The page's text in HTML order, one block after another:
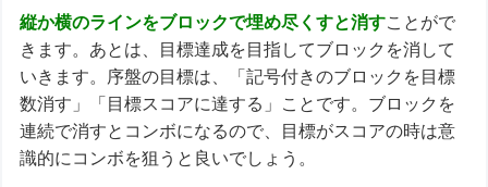
縦か横のラインをブロックで埋め尽くすと消すことがで
きます。あとは、目標達成を目指してブロックを消して
いきます。序盤の目標は、「記号付きのブロックを目標
数消す」「目標スコアに達する」ことです。ブロックを
連続で消すとコンボになるので、目標がスコアの時は意
識的にコンボを狙うと良いでしょう。